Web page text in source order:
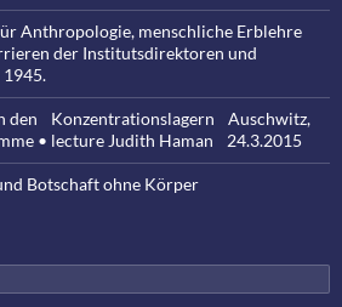
Anthropologie, menschliche Erblehre
der Institutsdirektoren und
den Konzentrationslagern Auschwitz,
• lecture Judith Haman 24.3.2015
Botschaft ohne Körper